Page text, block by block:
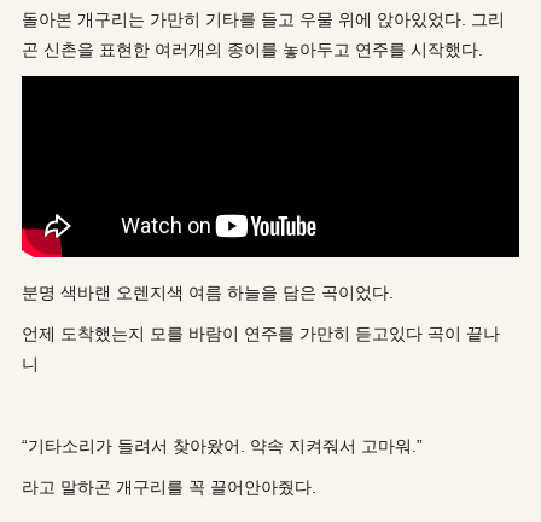
돌아본 개구리는 가만히 기타를 들고 우물 위에 앉아있었다. 그리
곤 신촌을 표현한 여러개의 종이를 놓아두고 연주를 시작했다.
분명 색바랜 오렌지색 여름 하늘을 담은 곡이었다.
언제 도착했는지 모를 바람이 연주를 가만히 듣고있다 곡이 끝나
니
“기타소리가 들려서 찾아왔어. 약속 지켜줘서 고마워.”
라고 말하곤 개구리를 꼭 끌어안아줬다.